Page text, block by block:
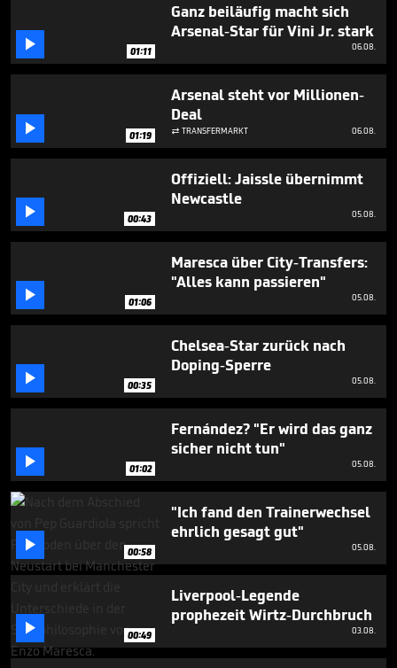
 01:11
Ganz beiläufig macht sich
Arsenal-Star für Vini Jr. stark
06.08.
 01:19
Arsenal steht vor Millionen-
Deal
 TRANSFERMARKT 06.08.
 00:43
Offiziell: Jaissle übernimmt
Newcastle
05.08.
 01:06
Maresca über City-Transfers:
"Alles kann passieren"
05.08.
 00:35
Chelsea-Star zurück nach
Doping-Sperre
05.08.
 01:02
Fernández? "Er wird das ganz
sicher nicht tun"
05.08.
 00:58
"Ich fand den Trainerwechsel
ehrlich gesagt gut"
05.08.
 00:49
Liverpool-Legende
prophezeit Wirtz-Durchbruch
03.08.